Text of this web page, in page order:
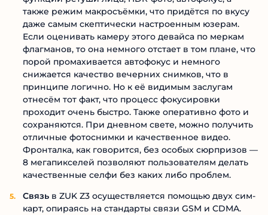
также режим макросъёмки, что придётся по вкусу
даже самым скептически настроенным юзерам.
Если оценивать камеру этого девайса по меркам
флагманов, то она немного отстает в том плане, что
порой промахивается автофокус и немного
снижается качество вечерних снимков, что в
принципе логично. Но к её видимым заслугам
отнесём тот факт, что процесс фокусировки
проходит очень быстро. Также оперативно фото и
сохраняются. При дневном свете, можно получить
отличные фотоснимки и качественное видео.
Фронталка, как говорится, без особых сюрпризов —
8 мегапикселей позволяют пользователям делать
качественные селфи без каких либо проблем.
Связь в ZUK Z3 осуществляется помощью двух сим-
карт, опираясь на стандарты связи GSM и CDMA.